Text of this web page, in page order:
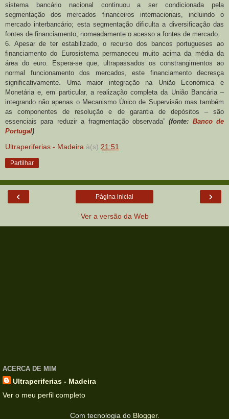
sistema bancário nacional continuou a ser condicionada pela
segmentação dos mercados financeiros internacionais, incluindo o
mercado interbancário; esta segmentação dificulta a diversificação das
fontes de financiamento, nomeadamente o acesso a fontes de mercado.
6. Apesar de ter estabilizado, o recurso dos bancos portugueses ao
financiamento do Eurosistema permaneceu muito acima da média da
área do euro. Espera-se que, ultrapassados os constrangimentos ao
normal funcionamento dos mercados, este financiamento decresça
significativamente. Uma maior integração na União Económica e
Monetária e, em particular, a realização completa da União Bancária –
integrando não apenas o Mecanismo Único de Supervisão mas também
as componentes de resolução e de garantia de depósitos – são
essenciais para reduzir a fragmentação observada”(fonte: Banco de
Portugal)
Ultraperiferias - Madeira à(s) 21:51
Partilhar
‹ ›
Página inicial
Ver a versão da Web
ACERCA DE MIM
Ultraperiferias - Madeira
Ver o meu perfil completo
Com tecnologia do Blogger.